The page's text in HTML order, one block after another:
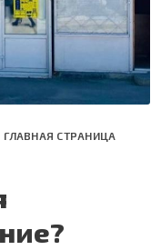
ГЛАВНАЯ СТРАНИЦА